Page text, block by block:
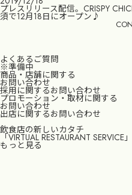
プレスリリース配信。CRISPY
須で12月18日にオープン♪
よくあるご質問
※準備中
商品・店舗に関する
お問い合わせ
採用に関するお問い合わせ
プロモーション・取材に関する
お問い合わせ
出店に関するお問い合わせ
飲食店の新しいカタチ
「VIRTUAL RESTAURANT SERVICE
もっと見る